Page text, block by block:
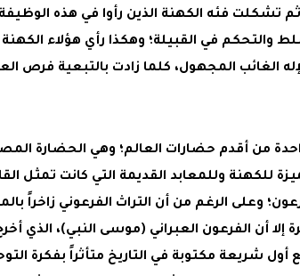
تشكلت فئه الكهنة الذين رأوا في هذه
والتحكم في القبيلة؛ وهكذا رأي هؤلاء
الغائب المجهول، كلما زادت بالتبعية فرص
من أقدم حضارات العالم؛ وهي الحضارة
للكهنة وللمعابد القديمة التي كانت تمثل
وعلى الرغم من أن التراث الفرعوني زاخراً
إلا أن الفرعون العبراني (موسى النبي)، الذي
شريعة مكتوبة في التاريخ متأثراً بفكرة